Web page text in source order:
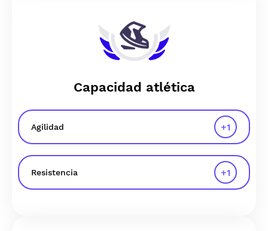
Capacidad atlética
Agilidad +1
Resistencia +1